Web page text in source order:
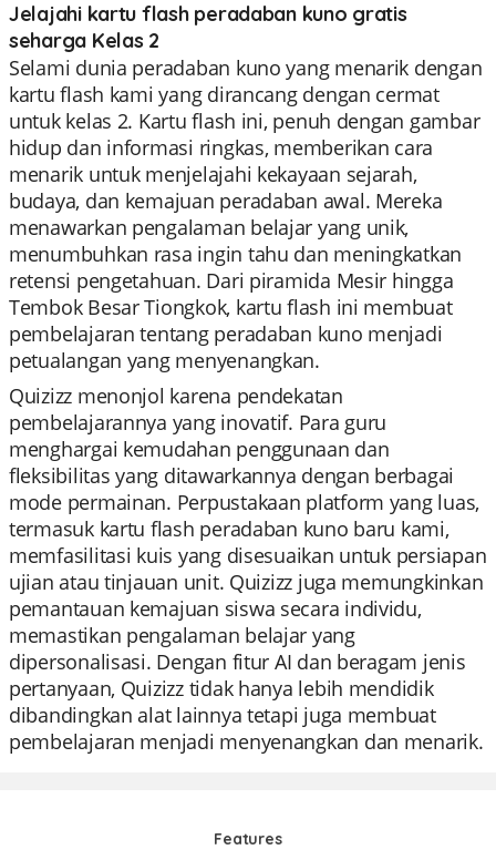
Jelajahi kartu flash peradaban kuno gratis
seharga Kelas 2
Selami dunia peradaban kuno yang menarik dengan
kartu flash kami yang dirancang dengan cermat
untuk kelas 2. Kartu flash ini, penuh dengan gambar
hidup dan informasi ringkas, memberikan cara
menarik untuk menjelajahi kekayaan sejarah,
budaya, dan kemajuan peradaban awal. Mereka
menawarkan pengalaman belajar yang unik,
menumbuhkan rasa ingin tahu dan meningkatkan
retensi pengetahuan. Dari piramida Mesir hingga
Tembok Besar Tiongkok, kartu flash ini membuat
pembelajaran tentang peradaban kuno menjadi
petualangan yang menyenangkan.
Quizizz menonjol karena pendekatan
pembelajarannya yang inovatif. Para guru
menghargai kemudahan penggunaan dan
fleksibilitas yang ditawarkannya dengan berbagai
mode permainan. Perpustakaan platform yang luas,
termasuk kartu flash peradaban kuno baru kami,
memfasilitasi kuis yang disesuaikan untuk persiapan
ujian atau tinjauan unit. Quizizz juga memungkinkan
pemantauan kemajuan siswa secara individu,
memastikan pengalaman belajar yang
dipersonalisasi. Dengan fitur AI dan beragam jenis
pertanyaan, Quizizz tidak hanya lebih mendidik
dibandingkan alat lainnya tetapi juga membuat
pembelajaran menjadi menyenangkan dan menarik.
Features